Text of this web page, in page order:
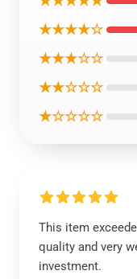
★★★★☆
★★★☆☆
★★☆☆☆
★☆☆☆☆
This item
quality and very
investment.